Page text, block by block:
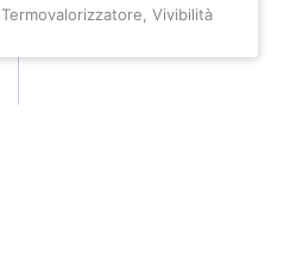
,Termovalorizzatore ,Vivibilità